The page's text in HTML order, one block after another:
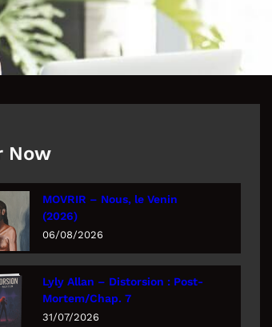
Now
MOVRIR – Nous, le Venin
(2026)
06/08/2026
Lyly Allan – Distorsion : Post-
Mortem/Chap. 7
31/07/2026